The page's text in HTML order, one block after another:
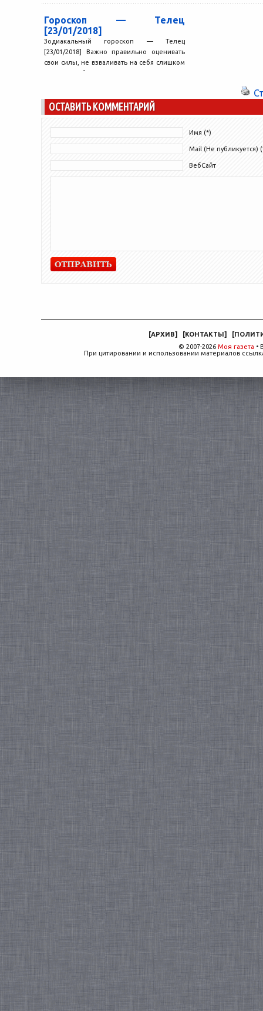
Гороскоп — Телец
[23/01/2018]
Зодиакальный гороскоп — Телец
[23/01/2018] Важно правильно оценивать
свои силы, не взваливать на себя слишком
много, не обещать того, что...
ОСТАВИТЬ КОММЕНТАРИЙ
Имя (*)
Mail (Не публикуется)
ВебСайт
[АРХИВ] [КОНТАКТЫ] [
© 2007-2026 Моя газета •
При цитировании и использовании материалов